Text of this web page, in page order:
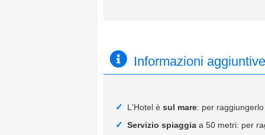
Informazioni aggiuntive
L'Hotel è sul mare: per
Servizio spiaggia a 50 metri: per